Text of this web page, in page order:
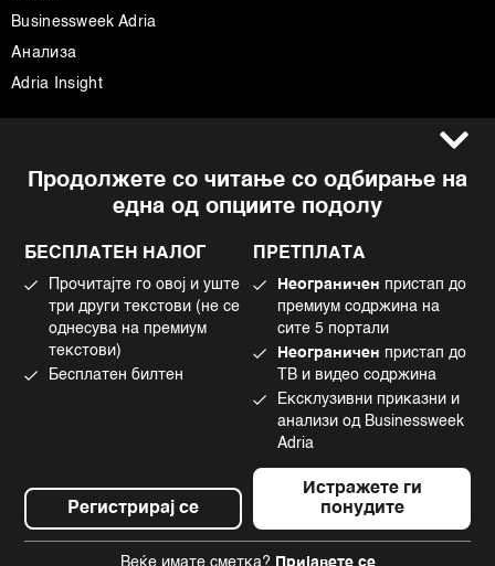
Продолжете со читање со одбирање на
една од опциите подолу
БЕСПЛАТЕН НАЛОГ
Прочитајте го овој и уште
три други текстови (не се
однесува на премиум
текстови)
Бесплатен билтен
Регистрирај се
ПРЕТПЛАТА
Неограничен пристап до
премиум содржина на
сите 5 портали
Неограничен пристап до
ТВ и видео содржина
Ексклузивни приказни и
анализи од Businessweek
Adria
Истражете ги
понудите
Веќе имате сметка? Пријавете се
Businessweek Adria
Анализа
Adria Insight
Импресум
Политика на приватност
Употреба на вештачка интелигенција
Facebook
Instagram
Tiktok
©2022 - 2026 Bloomberg L.P. All Rights Reserved. BLOOMBERG and the
BLOOMBERG logo are registered trademarks and service marks of
Bloomberg Finance L.P. or its subsidiaries, displayed with permission
Bloomberg Adria is a Mtel Swiss SA Property
News CMS by Cubes